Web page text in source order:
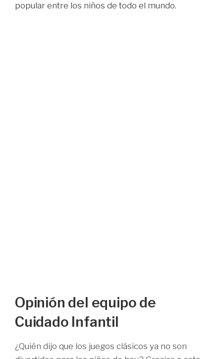
popular entre los niños de todo el mundo.
Opinión del equipo de
Cuidado Infantil
¿Quién dijo que los juegos clásicos ya no son